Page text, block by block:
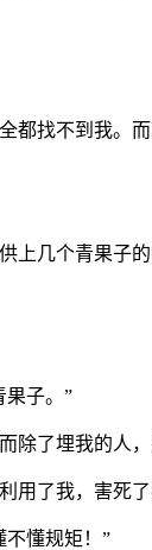
找不到我。
上几个青果
果子。”
了埋我的人
了我，害死
懂规矩！”